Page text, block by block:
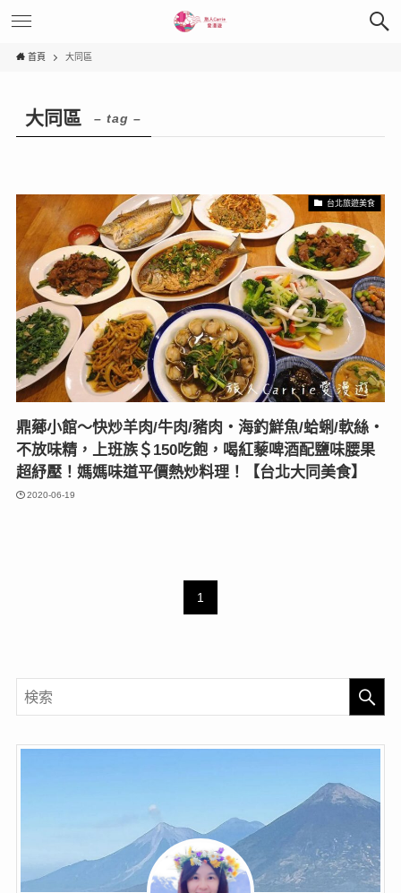
首頁 大同區
大同區 – tag –
台北旅遊美食
鼎薌小館〜快炒羊肉/牛肉/豬肉‧海釣鮮魚/蛤蜊/軟絲‧
不放味精，上班族＄150吃飽，喝紅藜啤酒配鹽味腰果
超紓壓！媽媽味道平價熱炒料理！【台北大同美食】
2020-06-19
1